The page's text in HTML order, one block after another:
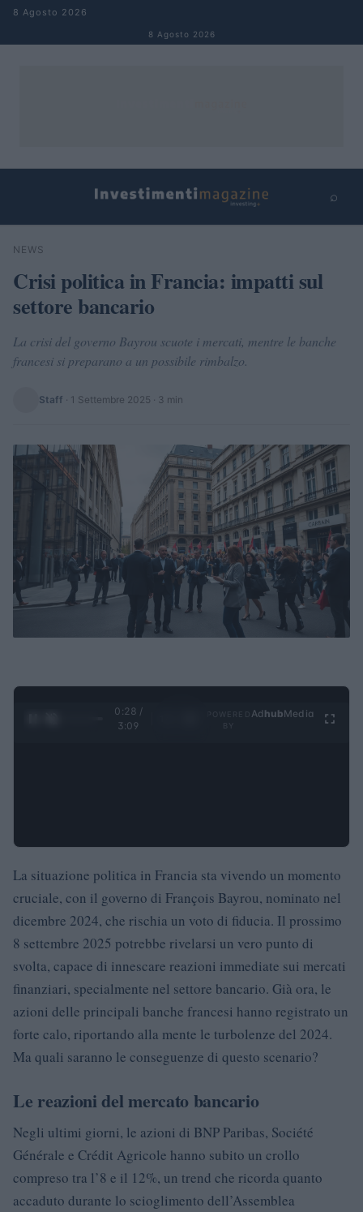
Salta al contenuto
8 Agosto 2026
8 Agosto 2026
⌕
Cerca
NEWS
Crisi politica in Francia: impatti sul
settore bancario
La crisi del governo Bayrou scuote i mercati, mentre le banche
francesi si preparano a un possibile rimbalzo.
Staff · 1 Settembre 2025 · 3 min
0:29 /
3:09
Ad hubMedia
La situazione politica in Francia sta vivendo un momento
cruciale, con il governo di François Bayrou, nominato nel
dicembre 2024, che rischia un voto di fiducia. Il prossimo
8 settembre 2025 potrebbe rivelarsi un vero punto di
svolta, capace di innescare reazioni immediate sui mercati
finanziari, specialmente nel settore bancario. Già ora, le
azioni delle principali banche francesi hanno registrato un
forte calo, riportando alla mente le turbolenze del 2024.
Ma quali saranno le conseguenze di questo scenario?
Le reazioni del mercato bancario
Negli ultimi giorni, le azioni di BNP Paribas, Société
Générale e Crédit Agricole hanno subito un crollo
compreso tra l’8 e il 12%, un trend che ricorda quanto
accaduto durante lo scioglimento dell’Assemblea